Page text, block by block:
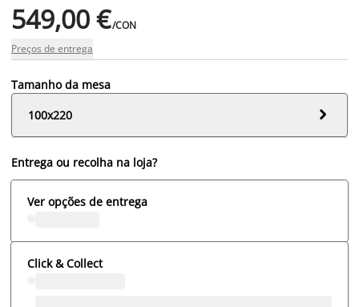
549,00 €/CON
Preços de entrega
Tamanho da mesa
100x220

Entrega ou recolha na loja?
Ver opções de entrega
Click & Collect